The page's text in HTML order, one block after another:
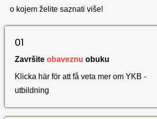
o kojem želite saznati više!
01
Završite obaveznu obuku
Klicka här för att få veta mer om YKB -
utbildning